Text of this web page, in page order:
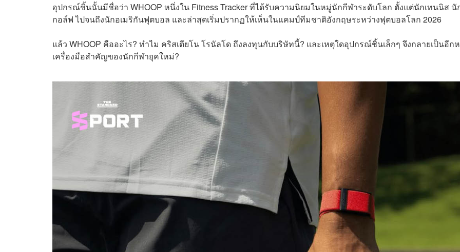
อุปกรณ์ชิ้นนั้นมีชื่อว่า WHOOP หนึ่งใน Fitness Tracker ที่ได้รับความนิยมในหมู่นักกีฬาระดับโลก ตั้งแต่นักเทนนิส นั
กอล์ฟ ไปจนถึงนักอเมริกันฟุตบอล และล่าสุดเริ่มปรากฏให้เห็นในแคมป์ทีมชาติอังกฤษระหว่างฟุตบอลโลก 2026
แล้ว WHOOP คืออะไร? ทำไม คริสเตียโน โรนัลโด ถึงลงทุนกับบริษัทนี้? และเหตุใดอุปกรณ์ชิ้นเล็กๆ จึงกลายเป็นอีก
เครื่องมือสำคัญของนักกีฬายุคใหม่?